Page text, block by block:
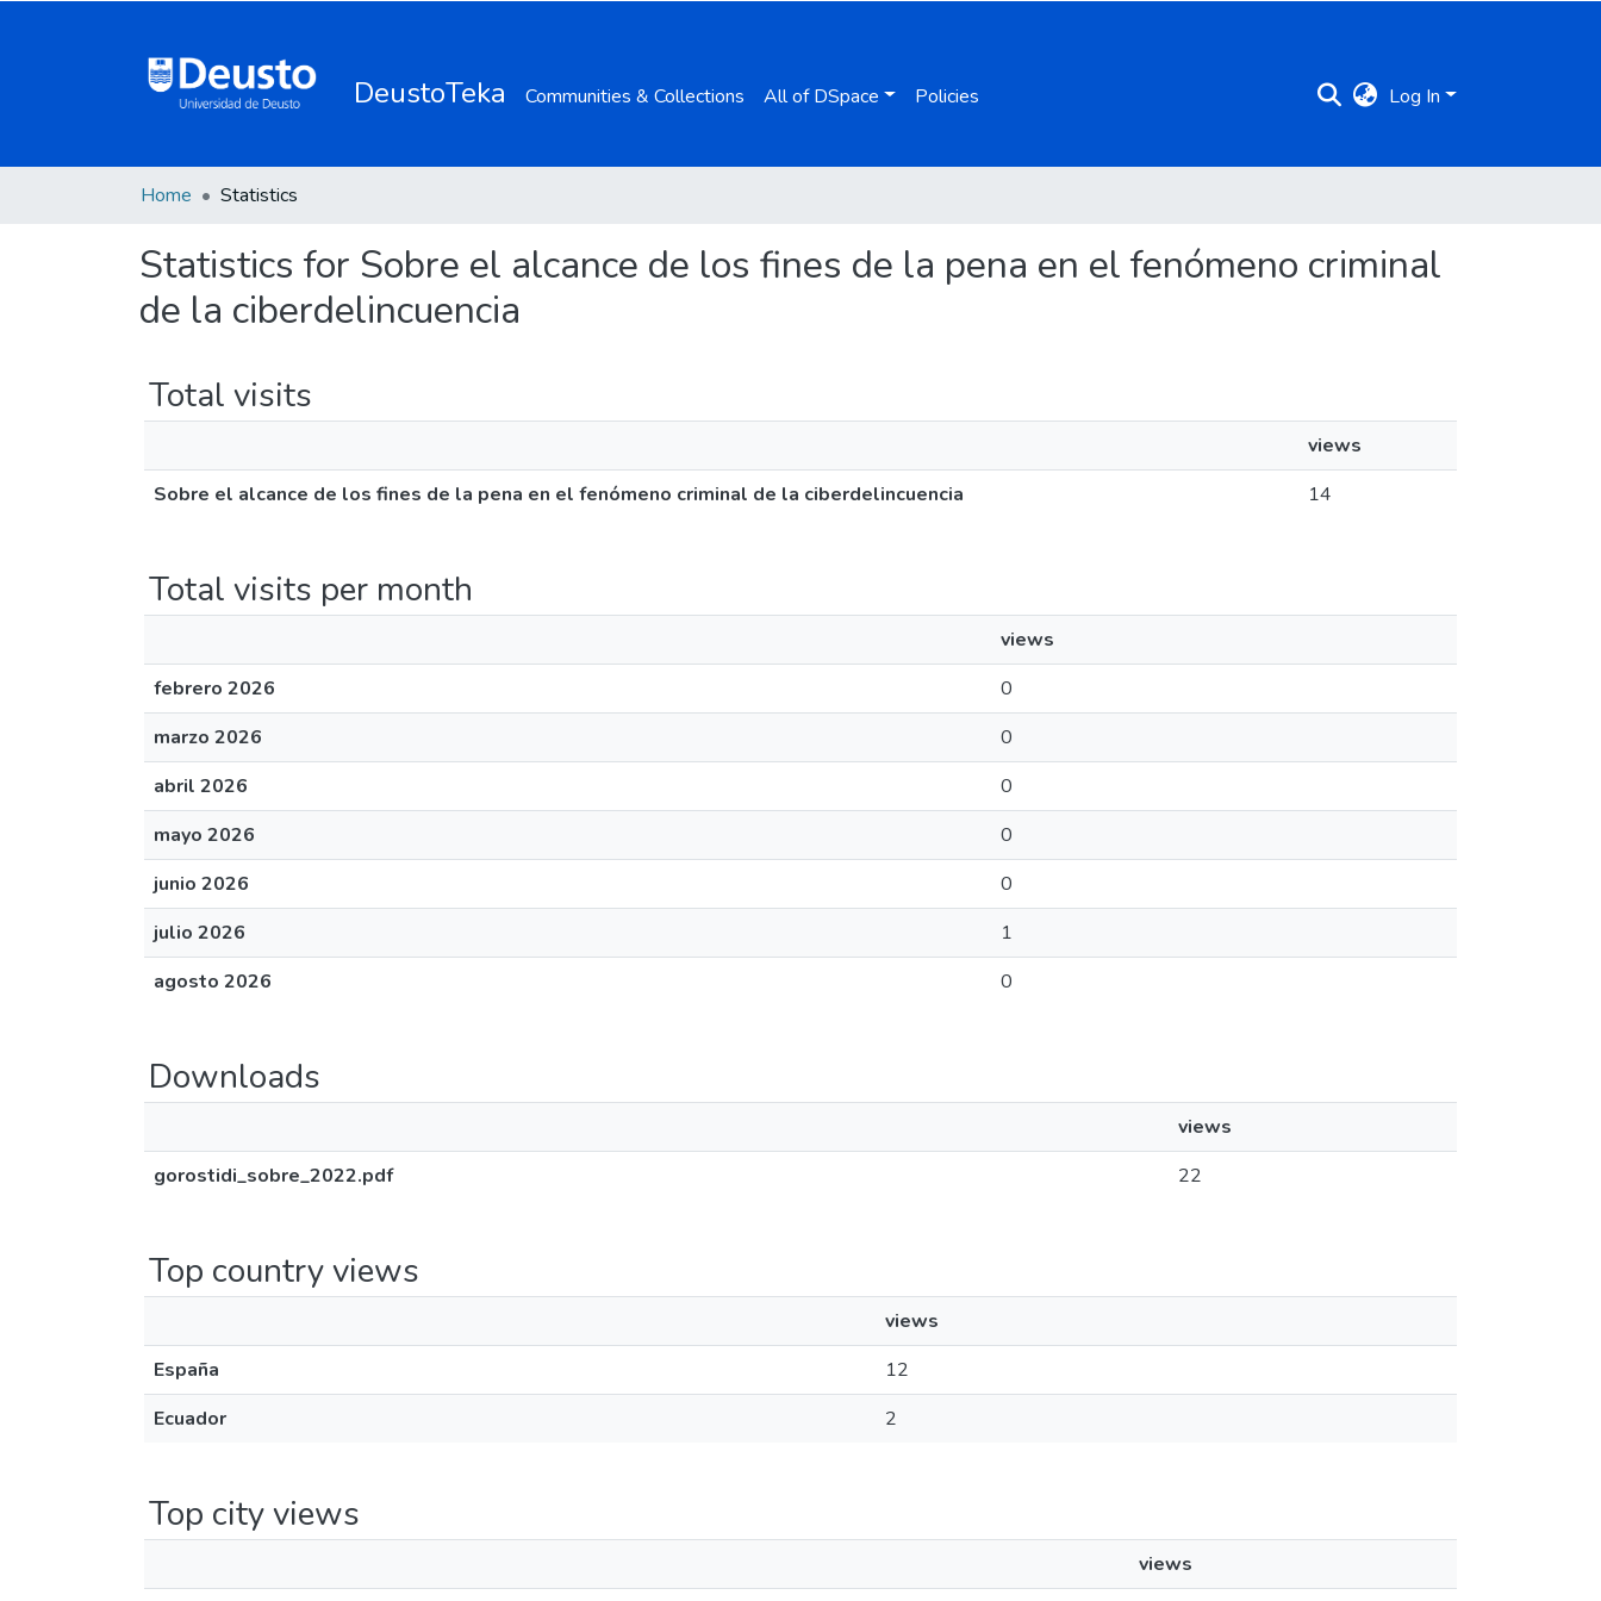
DeustoTeka Communities & Collections All of DSpace Policies Log In
Home Statistics
Statistics for Sobre el alcance de los fines de la pena en el fenómeno criminal
de la ciberdelincuencia
Total visits
views
Sobre el alcance de los fines de la pena en el fenómeno criminal de la ciberdelincuencia
14
Total visits per month
views
febrero 2026
0
marzo 2026
0
abril 2026
0
mayo 2026
0
junio 2026
0
julio 2026
1
agosto 2026
0
Downloads
views
gorostidi_sobre_2022.pdf
22
Top country views
views
España
12
Ecuador
2
Top city views
views